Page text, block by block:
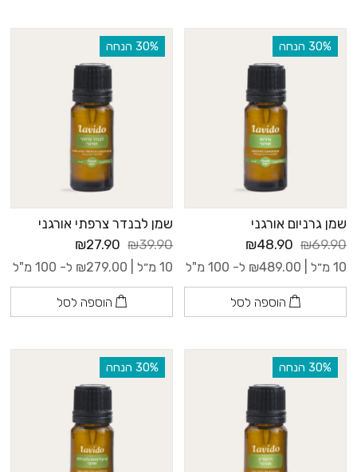
‫30% הנחה
שמן גרניום אורגני
₪69.90
₪48.90
10 מ״ל | ₪489.00 ל- 100 מ"ל
הוספה לסל
‫30% הנחה
שמן לבנדר צרפתי אורגני
₪39.90
₪27.90
10 מ״ל | ₪279.00 ל- 100 מ"ל
הוספה לסל
‫30% הנחה ‫30% הנחה